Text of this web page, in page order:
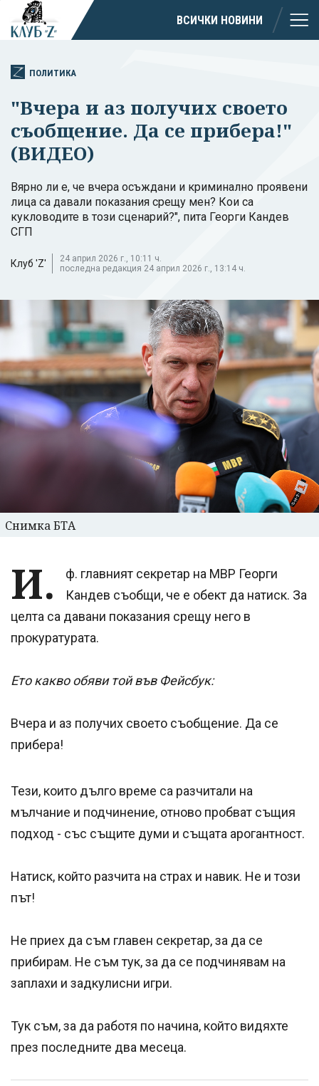
ВСИЧКИ НОВИНИ
ПОЛИТИКА
"Вчера и аз получих своето
съобщение. Да се прибера!"
(ВИДЕО)
Вярно ли е, че вчера осъждани и криминално проявени
лица са давали показания срещу мен? Кои са
кукловодите в този сценарий?", пита Георги Кандев
СГП
Клуб 'Z'
24 април 2026 г., 10:11 ч.
последна редакция 24 април 2026 г., 13:14 ч.
Снимка БТА
И.
ф. главният секретар на МВР Георги
Кандев съобщи, че е обект да натиск. За
целта са давани показания срещу него в
прокуратурата.
Ето какво обяви той във Фейсбук:
Вчера и аз получих своето съобщение. Да се
прибера!
Тези, които дълго време са разчитали на
мълчание и подчинение, отново пробват същия
подход - със същите думи и същата арогантност.
Натиск, който разчита на страх и навик. Не и този
път!
Не приех да съм главен секретар, за да се
прибирам. Не съм тук, за да се подчинявам на
заплахи и задкулисни игри.
Тук съм, за да работя по начина, който видяхте
през последните два месеца.